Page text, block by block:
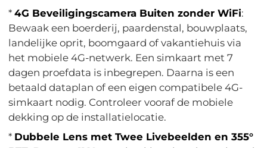
*4G Beveiligingscamera Buiten zonder WiFi:
Bewaak een boerderij, paardenstal, bouwplaats,
landelijke oprit, boomgaard of vakantiehuis via
het mobiele 4G-netwerk. Een simkaart met 7
dagen proefdata is inbegrepen. Daarna is een
betaald dataplan of een eigen compatibele 4G-
simkaart nodig. Controleer vooraf de mobiele
dekking op de installatielocatie.
* Dubbele Lens met Twee Livebeelden en 355°